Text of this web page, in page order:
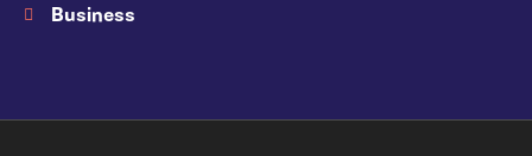
Business